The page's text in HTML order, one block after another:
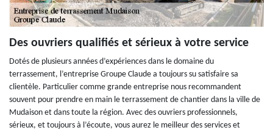
Des ouvriers qualifiés et sérieux à votre service
Dotés de plusieurs années d’expériences dans le domaine du
terrassement, l’entreprise Groupe Claude a toujours su satisfaire sa
clientèle. Particulier comme grande entreprise nous recommandent
souvent pour prendre en main le terrassement de chantier dans la ville de
Mudaison et dans toute la région. Avec des ouvriers professionnels,
sérieux, et toujours à l’écoute, vous aurez le meilleur des services et